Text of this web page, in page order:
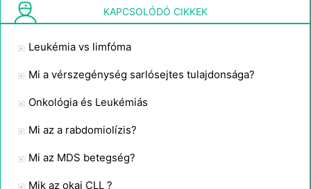
Létezik szívleukémia nevű betegség?
KAPCSOLÓDÓ CIKKEK
Leukémia vs limfóma
Mi a vérszegénység sarlósejtes tulajdonsága?
Onkológia és Leukémiás
Mi az a rabdomiolízis?
Mi az MDS betegség?
Mik az okai CLL ?